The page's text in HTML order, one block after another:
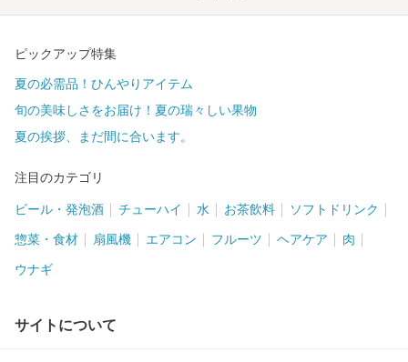
ピックアップ特集
夏の必需品！ひんやりアイテム
旬の美味しさをお届け！夏の瑞々しい果物
夏の挨拶、まだ間に合います。
注目のカテゴリ
ビール・発泡酒 チューハイ 水 お茶飲料 ソフトドリンク
惣菜・食材 扇風機 エアコン フルーツ ヘアケア 肉
ウナギ
サイトについて